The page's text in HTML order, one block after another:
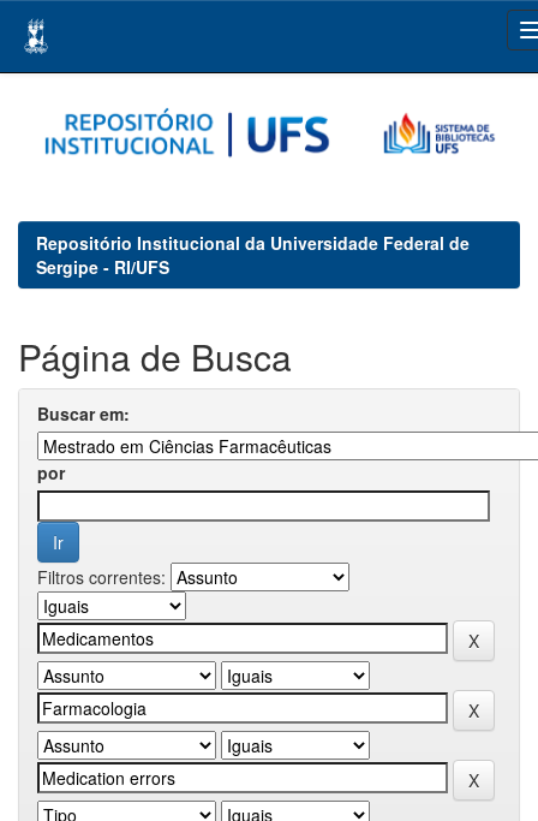
navigation
Repositório Institucional da Universidade Federal de
Sergipe - RI/UFS
Página de Busca
Buscar em:
por
Filtros correntes: